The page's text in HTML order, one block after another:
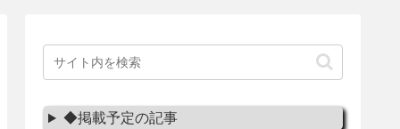
◆掲載予定の記事